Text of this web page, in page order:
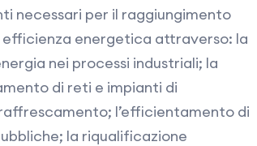
necessari per il raggiungimento
energetica attraverso: la
nei processi industriali; la
di reti e impianti di
l’efficientamento di
la riqualificazione